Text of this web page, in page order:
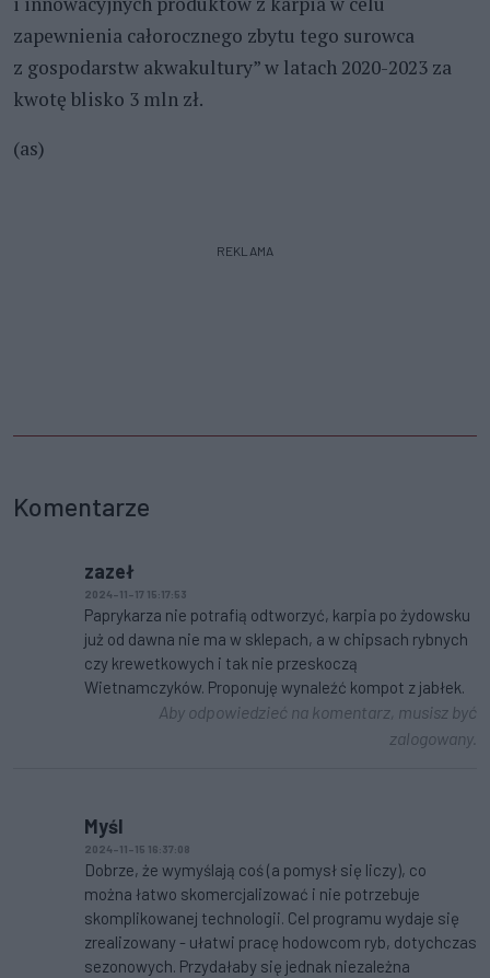
zapewnienia całorocznego zbytu tego surowca
z gospodarstw akwakultury” w latach 2020-2023 za
kwotę blisko 3 mln zł.
(as)
REKLAMA
Komentarze
zazeł
2024-11-17 15:17:53
Paprykarza nie potrafią odtworzyć, karpia po żydowsku
już od dawna nie ma w sklepach, a w chipsach rybnych
czy krewetkowych i tak nie przeskoczą
Wietnamczyków. Proponuję wynaleźć kompot z jabłek.
Aby odpowiedzieć na komentarz, musisz być
zalogowany.
Myśl
2024-11-15 16:37:08
Dobrze, że wymyślają coś (a pomysł się liczy), co
można łatwo skomercjalizować i nie potrzebuje
skomplikowanej technologii. Cel programu wydaje się
zrealizowany - ułatwi pracę hodowcom ryb, dotychczas
sezonowych. Przydałaby się jednak niezależna